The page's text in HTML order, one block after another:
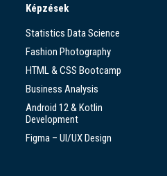
Képzések
Statistics Data Science
Fashion Photography
HTML & CSS Bootcamp
Business Analysis
Android 12 & Kotlin
Development
Figma – UI/UX Design